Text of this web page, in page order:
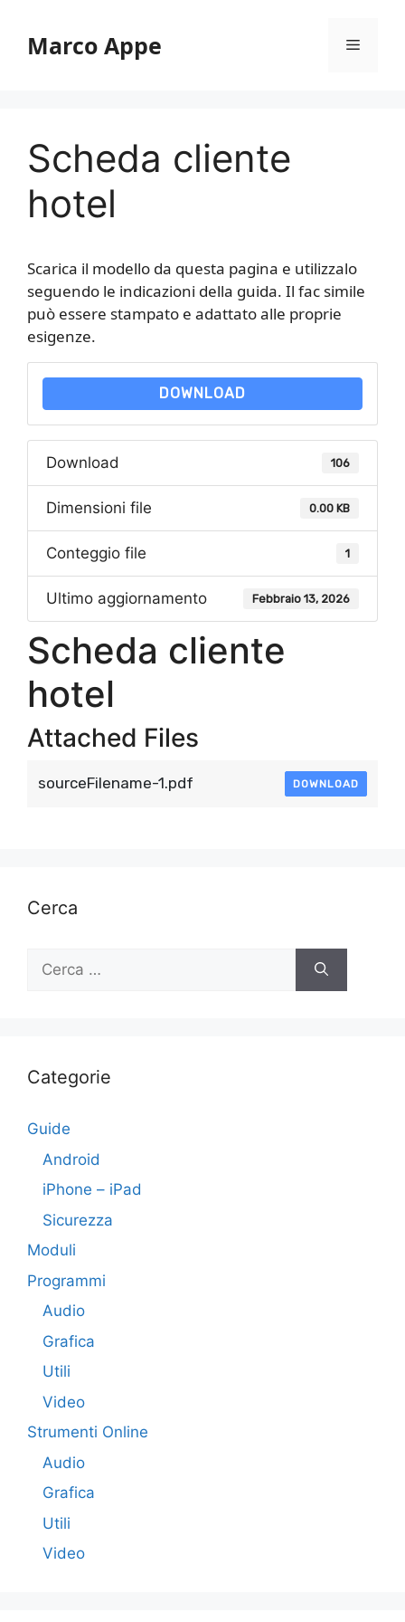
contenuto
Marco Appe Menu
Scheda cliente
hotel​
Scarica il modello da questa pagina e utilizzalo
seguendo le indicazioni della guida. Il fac simile
può essere stampato e adattato alle proprie
esigenze.
DOWNLOAD
Download 106
Dimensioni file 0.00 KB
Conteggio file 1
Ultimo aggiornamento Febbraio 13, 2026
Scheda cliente
hotel​
Attached Files
sourceFilename-1.pdf DOWNLOAD
Cerca
Ricerca
Categorie
Guide
Android
iPhone – iPad
Sicurezza
Moduli
Programmi
Audio
Grafica
Utili
Video
Strumenti Online
Audio
Grafica
Utili
Video